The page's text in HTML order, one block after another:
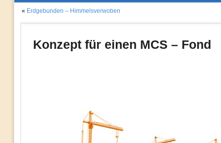
« Erdgebunden – Himmelsverwoben
Konzept für einen MCS – Fond